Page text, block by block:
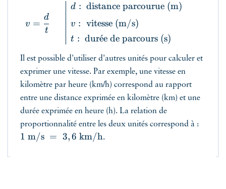
v =
t
d
d : distance parcourue (m)
v : vitesse (m/s)
t : dure
ˊe de parcours (s)
Il est possible d'utiliser d'autres unités pour calculer et
exprimer une vitesse. Par exemple, une vitesse en
kilomètre par heure (km/h) correspond au rapport
entre une distance exprimée en kilomètre (km) et une
durée exprimée en heure (h). La relation de
proportionnalité entre les deux unités correspond à :
1 m/s = 3,6 km/h.